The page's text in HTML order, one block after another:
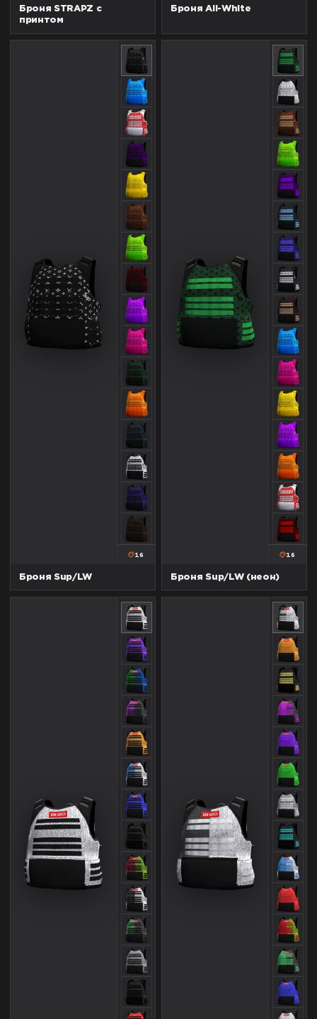
Броня STRAPZ с
принтом
Броня All-White
16
Броня Sup/LW
16
Броня Sup/LW (неон)